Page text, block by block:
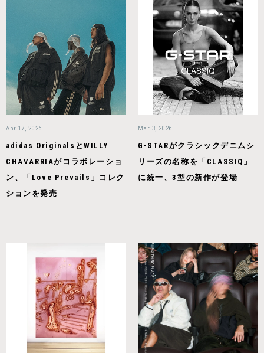
Apr 17, 2026
adidas OriginalsとWILLY
CHAVARRIAがコラボレーショ
ン、「Love Prevails」コレク
ションを発売
Mar 3, 2026
G-STARがクラシックデニムシ
リーズの名称を「CLASSIQ」
に統一、3型の新作が登場